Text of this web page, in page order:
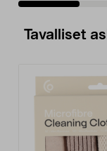
Tavalliset